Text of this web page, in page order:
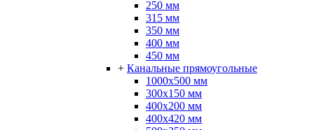
250 мм
315 мм
350 мм
400 мм
450 мм
+ Канальные прямоугольные
1000x500 мм
300x150 мм
400x200 мм
400x420 мм